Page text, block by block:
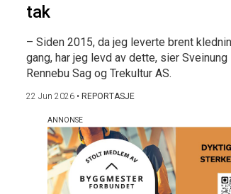
tak
– Siden 2015, da jeg leverte brent
gang, har jeg levd av dette, sier
Rennebu Sag og Trekultur AS.
22 Jun 2026 • REPORTASJE